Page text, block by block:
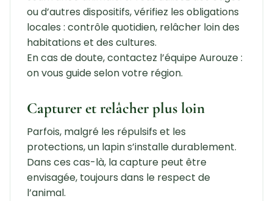
ou d’autres dispositifs, vérifiez les obligations
locales : contrôle quotidien, relâcher loin des
habitations et des cultures.
En cas de doute, contactez l’équipe Aurouze :
on vous guide selon votre région.
Capturer et relâcher plus loin
Parfois, malgré les répulsifs et les
protections, un lapin s’installe durablement.
Dans ces cas-là, la capture peut être
envisagée, toujours dans le respect de
l’animal.